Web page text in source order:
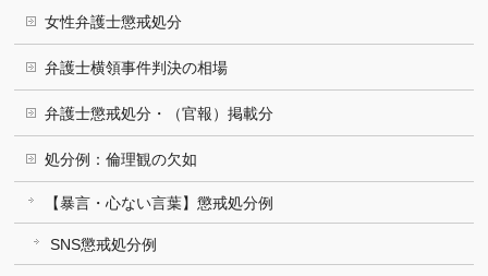
女性弁護士懲戒処分
弁護士横領事件判決の相場
弁護士懲戒処分・（官報）掲載分
処分例：倫理観の欠如
【暴言・心ない言葉】懲戒処分例
SNS懲戒処分例